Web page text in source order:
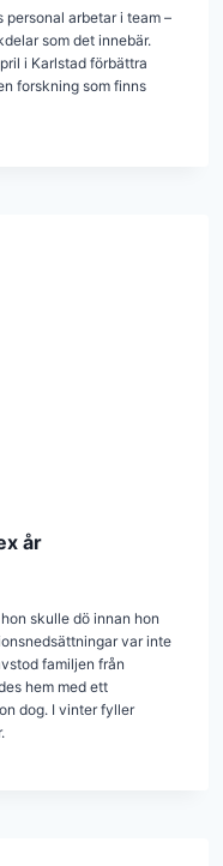
arbetar i team –
som det innebär.
i Karlstad förbättra
forskning som finns
år
skulle dö innan hon
var inte
familjen från
hem med ett
dog. I vinter fyller